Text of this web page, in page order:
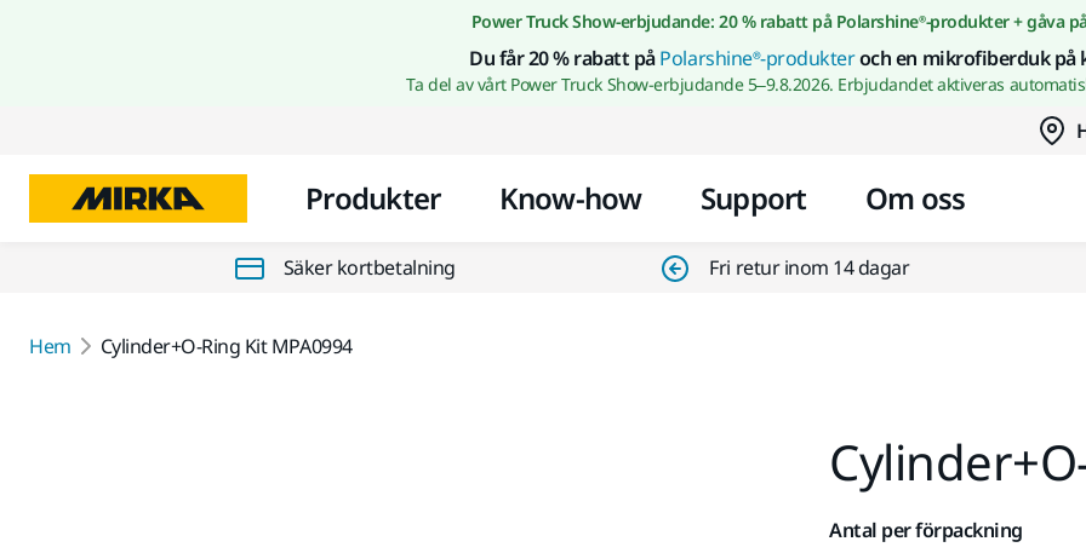
Gå till innehållet
Power Truck Show-erbjudande: 20 % rabatt på Polarshine®-produkter + gåva
Du får 20 % rabatt påPolarshine®-produkteroch en mikrofiberduk på
Ta del av vårt Power Truck Show-erbjudande 5–9.8.2026. Erbjudandet aktiveras
Produkter Know-how Support Om oss
Säker kortbetalning Fri retur inom 14 dagar
Hem Cylinder+O-Ring Kit MPA0994
Antal per förpackning